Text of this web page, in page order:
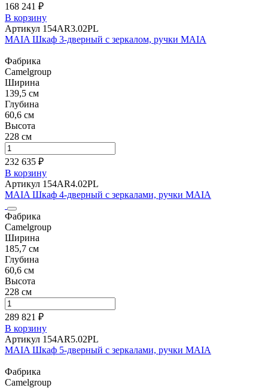
168 241 ₽
В корзину
Артикул 154AR3.02PL
MAIA Шкаф 3-дверный с зеркалом, ручки MAIA
Фабрика
Camelgroup
Ширина
139,5 см
Глубина
60,6 см
Высота
228 см
232 635 ₽
В корзину
Артикул 154AR4.02PL
MAIA Шкаф 4-дверный с зеркалами, ручки MAIA
Фабрика
Camelgroup
Ширина
185,7 см
Глубина
60,6 см
Высота
228 см
289 821 ₽
В корзину
Артикул 154AR5.02PL
MAIA Шкаф 5-дверный с зеркалами, ручки MAIA
Фабрика
Camelgroup